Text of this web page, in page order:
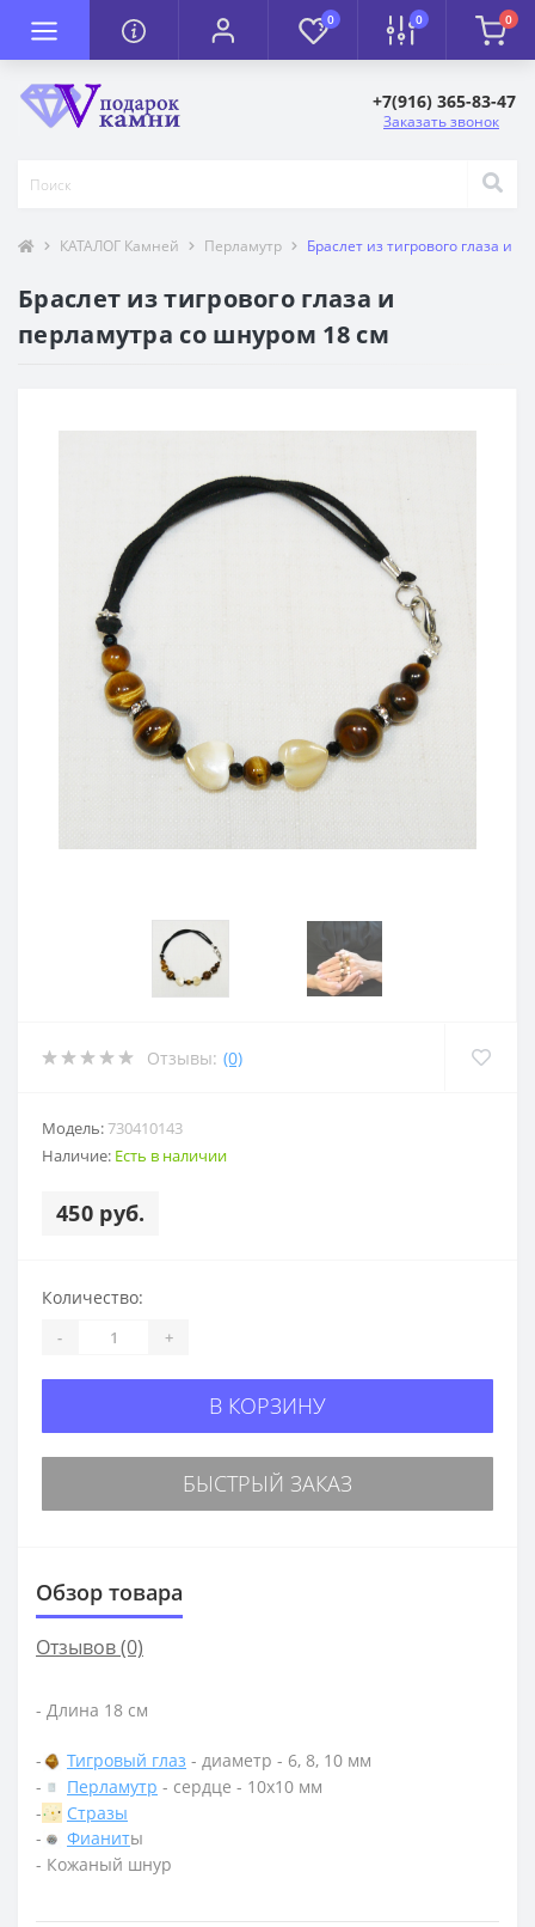
0 0 0
+7(916) 365-83-47
Заказать звонок
КАТАЛОГ Камней Перламутр Браслет из тигрового глаза и
Браслет из тигрового глаза и
перламутра со шнуром 18 см
Отзывы: (0)
Модель:730410143
Наличие: Есть в наличии
450 руб.
Количество:
- +
В КОРЗИНУ
БЫСТРЫЙ ЗАКАЗ
Обзор товара
Отзывов (0)
- Длина 18 см
- Тигровый глаз - диаметр - 6, 8, 10 мм
-
Перламутр - сердце - 10х10 мм
-
Стразы
-
Фианиты
- Кожаный шнур